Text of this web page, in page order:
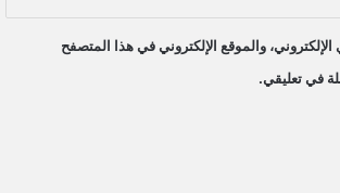
والموقع الإلكتروني في هذا المتصفح
في تعليقي.